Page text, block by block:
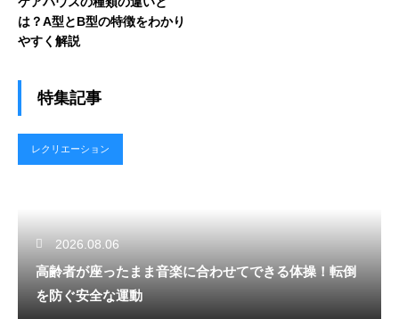
は？A型とB型の特徴をわかり
やすく解説
特集記事
レクリエーション
2026.08.06
高齢者が座ったまま音楽に合わせてできる体操！転倒
を防ぐ安全な運動